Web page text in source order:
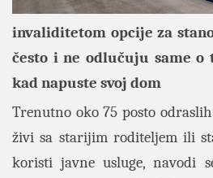
invaliditetom opcije za
često i ne odlučuju same o
kad napuste svoj dom
Trenutno oko 75 posto
živi sa starijim roditeljem ili
koristi javne usluge, navodi